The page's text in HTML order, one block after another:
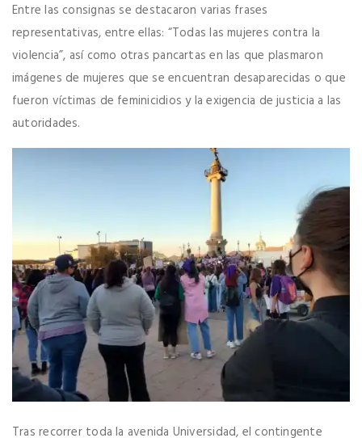
Entre las consignas se destacaron varias frases
representativas, entre ellas: “Todas las mujeres contra la
violencia”, así como otras pancartas en las que plasmaron
imágenes de mujeres que se encuentran desaparecidas o que
fueron víctimas de feminicidios y la exigencia de justicia a las
autoridades.
Tras recorrer toda la avenida Universidad, el contingente